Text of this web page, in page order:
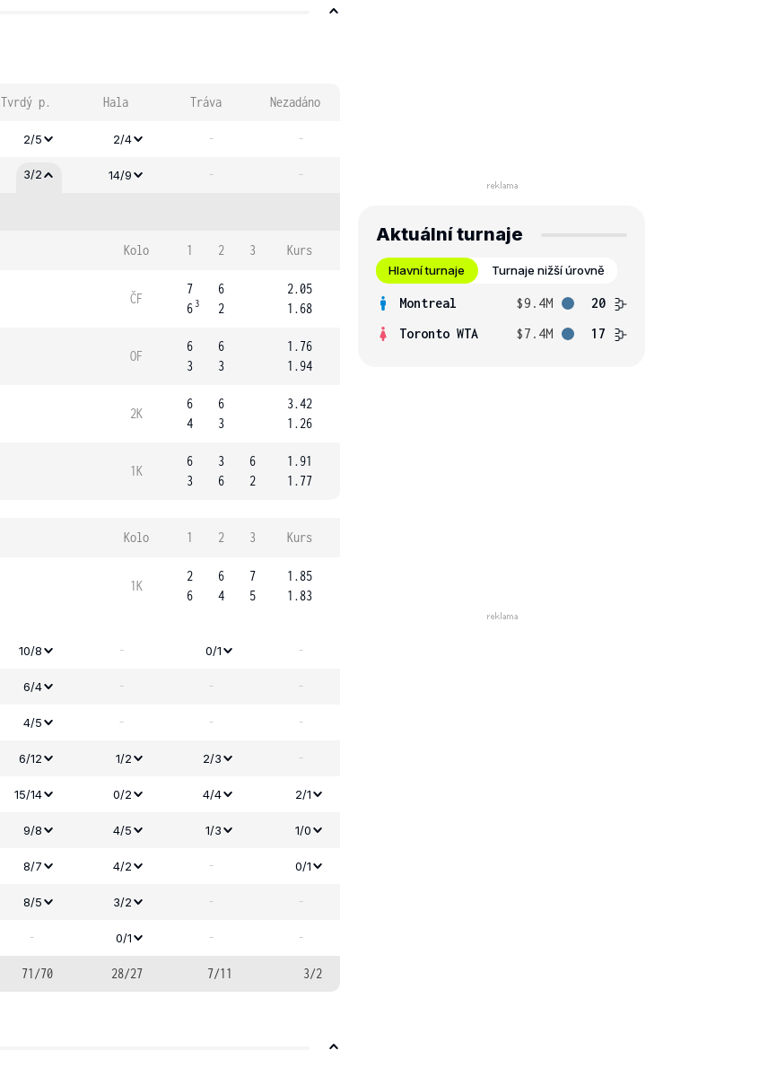
Tvrdý p. Hala Tráva Nezadáno
2/5 2/4 - -
3/2 14/9 - -
Kolo 1 2 3 Kurs
ČF
7
6 3
6
2
2.05
1.68
OF
6
3
6
3
1.76
1.94
2K
6
4
6
3
3.42
1.26
1K
6
3
3
6
6
2
1.91
1.77
Kolo 1 2 3 Kurs
1K
2
6
6
4
7
5
1.85
1.83
10/8 - 0/1 -
6/4 - - -
4/5 - - -
6/12 1/2 2/3 -
15/14 0/2 4/4 2/1
9/8 4/5 1/3 1/0
8/7 4/2 - 0/1
8/5 3/2 - -
- 0/1 - -
71/70 28/27 7/11 3/2
Aktuální turnaje
Hlavní turnaje Turnaje nižší úrovně
Montreal $9.4M
20
Toronto WTA
$7.4M 17